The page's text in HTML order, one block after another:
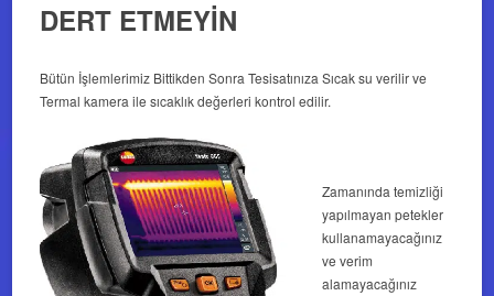
DERT ETMEYİN
Bütün İşlemlerimiz Bittikden Sonra Tesisatınıza Sıcak su verilir ve
Termal kamera ile sıcaklık değerleri kontrol edilir.
Zamanında temizliği
yapılmayan petekler
kullanamayacağınız
ve verim
alamayacağınız